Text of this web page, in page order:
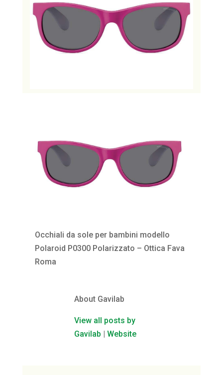
Occhiali da sole per bambini modello
Polaroid P0300 Polarizzato – Ottica Fava
Roma
About Gavilab
View all posts by
Gavilab
Website